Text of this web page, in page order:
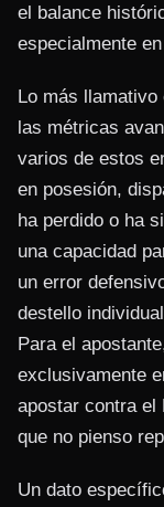
el balance
especialmente
Lo más
las métricas
varios de estos
en posesión,
ha perdido o ha
una capacidad
un error
destello
Para el
exclusivamente
apostar contra el
que no pienso
Un dato